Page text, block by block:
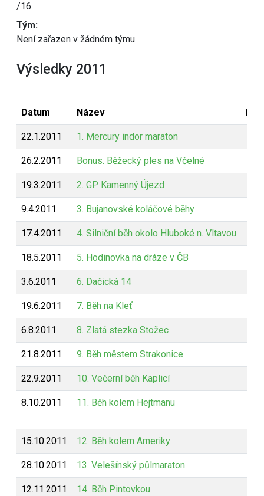
/16
Tým:
Není zařazen v žádném týmu
Výsledky 2011
Datum Název
22.1.2011 1. Mercury indor maraton
26.2.2011 Bonus. Běžecký ples na Včelné
19.3.2011 2. GP Kamenný Újezd
9.4.2011 3. Bujanovské koláčové běhy
17.4.2011 4. Silniční běh okolo Hluboké n. Vltavou
18.5.2011 5. Hodinovka na dráze v ČB
3.6.2011 6. Dačická 14
19.6.2011 7. Běh na Kleť
6.8.2011 8. Zlatá stezka Stožec
21.8.2011 9. Běh městem Strakonice
22.9.2011 10. Večerní běh Kaplicí
8.10.2011 11. Běh kolem Hejtmanu
15.10.2011 12. Běh kolem Ameriky
28.10.2011 13. Velešínský půlmaraton
12.11.2011 14. Běh Pintovkou